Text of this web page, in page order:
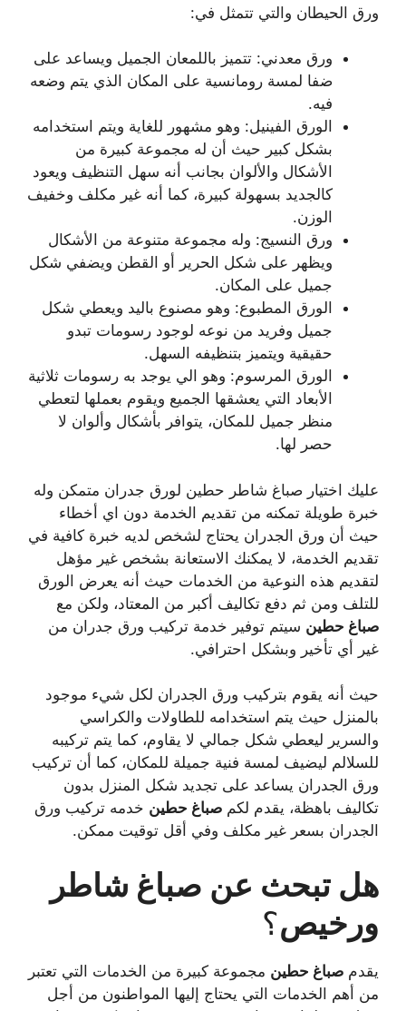
ورق الحيطان والتي تتمثل في:
ورق معدني: تتميز باللمعان الجميل ويساعد على
ضفا لمسة رومانسية على المكان الذي يتم وضعه
فيه.
الورق الفينيل: وهو مشهور للغاية ويتم استخدامه
بشكل كبير حيث أن له مجموعة كبيرة من
الأشكال والألوان بجانب أنه سهل التنظيف ويعود
كالجديد بسهولة كبيرة، كما أنه غير مكلف وخفيف
الوزن.
ورق النسيج: وله مجموعة متنوعة من الأشكال
ويظهر على شكل الحرير أو القطن ويضفي شكل
جميل على المكان.
الورق المطبوع: وهو مصنوع باليد ويعطي شكل
جميل وفريد من نوعه لوجود رسومات تبدو
حقيقية ويتميز بتنظيفه السهل.
الورق المرسوم: وهو الي يوجد به رسومات ثلاثية
الأبعاد التي يعشقها الجميع ويقوم بعملها لتعطي
منظر جميل للمكان، يتوافر بأشكال وألوان لا
حصر لها.
عليك اختيار صباغ شاطر حطين لورق جدران متمكن وله
خبرة طويلة تمكنه من تقديم الخدمة دون اي أخطاء
حيث أن ورق الجدران يحتاج لشخص لديه خبرة كافية في
تقديم الخدمة، لا يمكنك الاستعانة بشخص غير مؤهل
لتقديم هذه النوعية من الخدمات حيث أنه يعرض الورق
للتلف ومن ثم دفع تكاليف أكبر من المعتاد، ولكن مع
صباغ حطين سيتم توفير خدمة تركيب ورق جدران من
غير أي تأخير وبشكل احترافي.
حيث أنه يقوم بتركيب ورق الجدران لكل شيء موجود
بالمنزل حيث يتم استخدامه للطاولات والكراسي
والسرير ليعطي شكل جمالي لا يقاوم، كما يتم تركيبه
للسلالم ليضيف لمسة فنية جميلة للمكان، كما أن تركيب
ورق الجدران يساعد على تجديد شكل المنزل بدون
تكاليف باهظة، يقدم لكم صباغ حطين خدمه تركيب ورق
الجدران بسعر غير مكلف وفي أقل توقيت ممكن.
هل تبحث عن صباغ شاطر
ورخيص؟
يقدم صباغ حطين مجموعة كبيرة من الخدمات التي تعتبر
من أهم الخدمات التي يحتاج إليها المواطنون من أجل